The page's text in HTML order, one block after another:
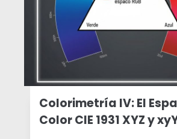
Colorimetría IV: El
Color CIE 1931 XYZ y